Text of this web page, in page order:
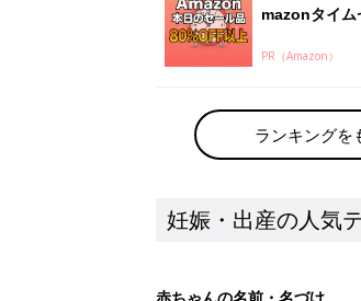
「まいにちのたまひよ」出産
たまひよのアプリに寄せ
体験談